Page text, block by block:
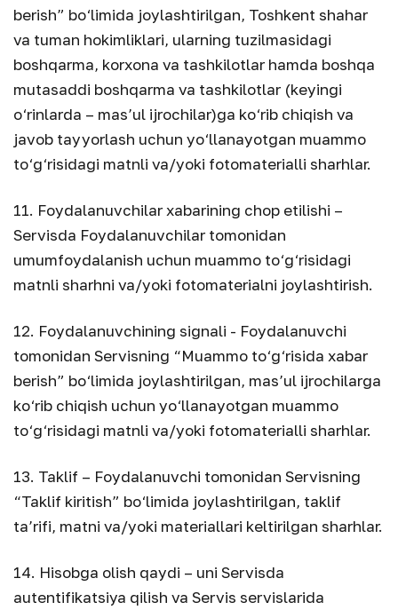
berish” bo‘limida joylashtirilgan, Toshkent shahar
va tuman hokimliklari, ularning tuzilmasidagi
boshqarma, korxona va tashkilotlar hamda boshqa
mutasaddi boshqarma va tashkilotlar (keyingi
o‘rinlarda – mas’ul ijrochilar)ga ko‘rib chiqish va
javob tayyorlash uchun yo‘llanayotgan muammo
to‘g‘risidagi matnli va/yoki fotomaterialli sharhlar.
11. Foydalanuvchilar xabarining chop etilishi –
Servisda Foydalanuvchilar tomonidan
umumfoydalanish uchun muammo to‘g‘risidagi
matnli sharhni va/yoki fotomaterialni joylashtirish.
12. Foydalanuvchining signali - Foydalanuvchi
tomonidan Servisning “Muammo to‘g‘risida xabar
berish” bo‘limida joylashtirilgan, mas’ul ijrochilarga
ko‘rib chiqish uchun yo‘llanayotgan muammo
to‘g‘risidagi matnli va/yoki fotomaterialli sharhlar.
13. Taklif – Foydalanuvchi tomonidan Servisning
“Taklif kiritish” bo‘limida joylashtirilgan, taklif
ta’rifi, matni va/yoki materiallari keltirilgan sharhlar.
14. Hisobga olish qaydi – uni Servisda
autentifikatsiya qilish va Servis servislarida